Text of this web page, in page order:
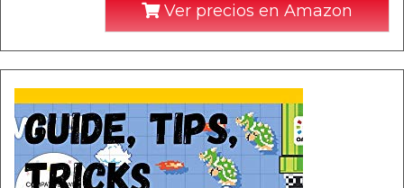
Ver precios en Amazon